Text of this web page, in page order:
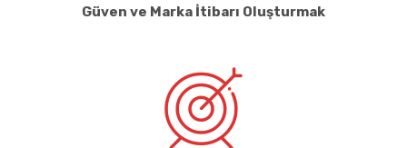
Güven ve Marka İtibarı Oluşturmak